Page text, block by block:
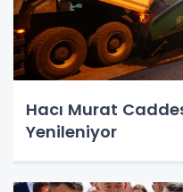
Hacı Murat
Yenileniyor